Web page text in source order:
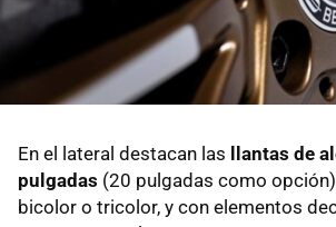
En el lateral destacan las llantas de
pulgadas (20 pulgadas como
bicolor o tricolor, y con elementos